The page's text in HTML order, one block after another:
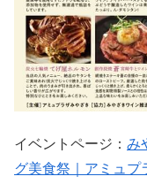
イベントページ： み
グ美食祭｜アミュプ